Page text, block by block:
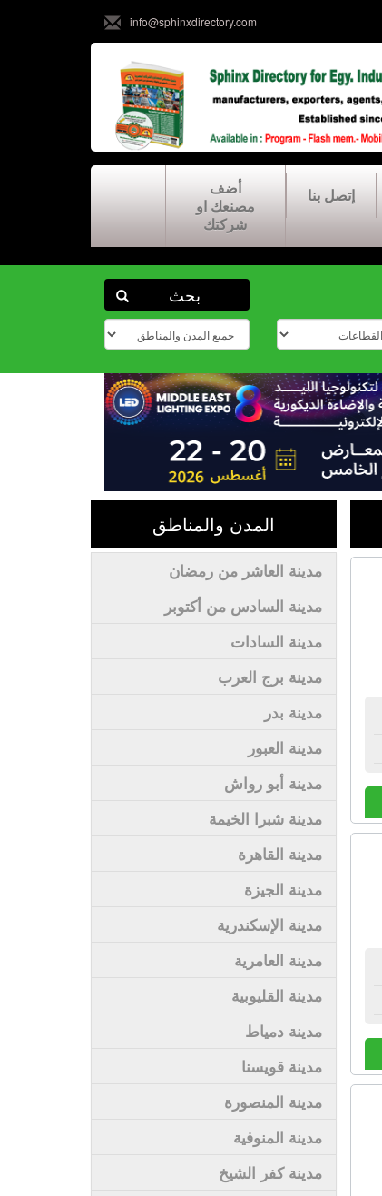
info@sphinxdirectory.com
إتصل بنا
أضف
مصنعك او
شركتك
المدن والمناطق
مدينة العاشر من رمضان
مدينة السادس من أكتوبر
مدينة السادات
مدينة برج العرب
مدينة بدر
مدينة العبور
مدينة أبو رواش
مدينة شبرا الخيمة
مدينة القاهرة
مدينة الجيزة
مدينة الإسكندرية
مدينة العامرية
مدينة القليوبية
مدينة دمياط
مدينة قويسنا
مدينة المنصورة
مدينة المنوفية
مدينة كفر الشيخ